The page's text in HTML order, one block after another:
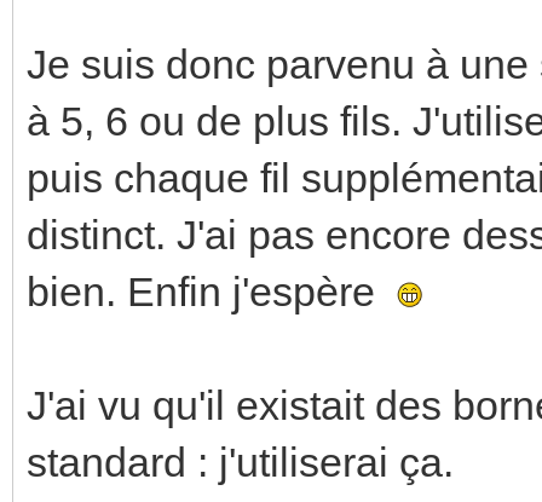
Je suis donc parvenu à
à 5, 6 ou de plus fils.
puis chaque fil
distinct. J'ai pas encore
bien. Enfin j'espère
J'ai vu qu'il existait des
standard : j'utiliserai ça.